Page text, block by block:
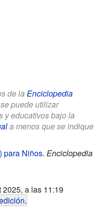
de la Enciclopedia
puede utilizar
y educativos bajo la
a menos que se indique
para Niños. Enciclopedia
a las 11:19
.